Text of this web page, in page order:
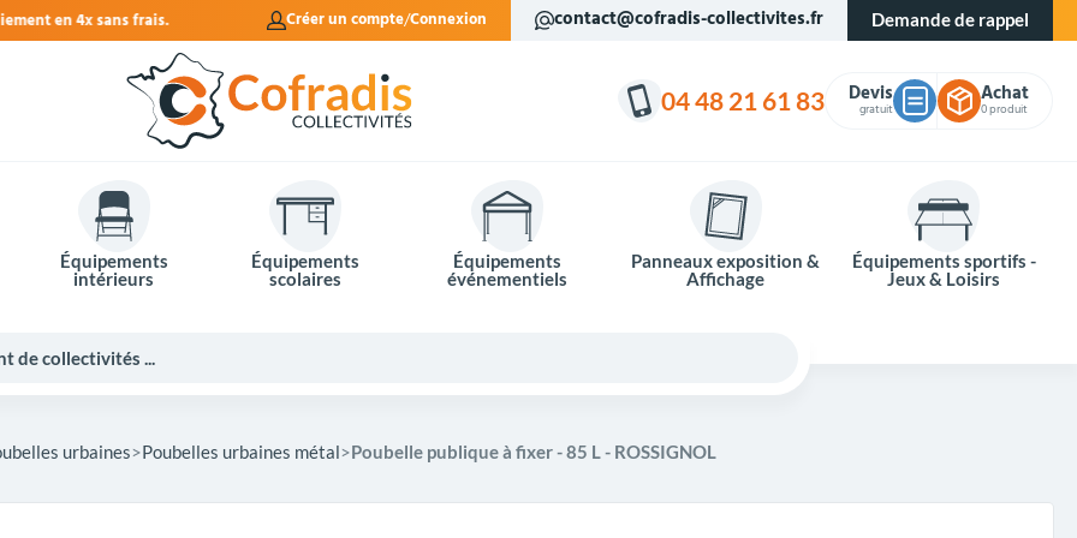
Créer un compte Connexion contact@cofradis-collectivites.fr Demande de rappel
04 48 21 61 83 Devis
gratuit
Achat
0 produit
Équipements
intérieurs
Équipements
scolaires
Équipements
événementiels
Panneaux exposition &
Affichage
Équipements sportifs -
Jeux & Loisirs
urbaines Poubelles urbaines métal Poubelle publique à fixer - 85 L - ROSSIGNOL